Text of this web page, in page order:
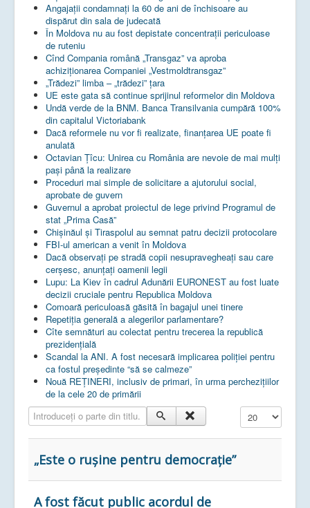
Angajații condamnați la 60 de ani de închisoare au
dispărut din sala de judecată
În Moldova nu au fost depistate concentrații periculoase
de ruteniu
Cînd Compania română „Transgaz” va aproba
achiziționarea Companiei „Vestmoldtransgaz”
„Trădezi” limba – „trădezi” țara
UE este gata să continue sprijinul reformelor din Moldova
Undă verde de la BNM. Banca Transilvania cumpără 100%
din capitalul Victoriabank
Dacă reformele nu vor fi realizate, finanţarea UE poate fi
anulată
Octavian Țîcu: Unirea cu România are nevoie de mai mulți
pași până la realizare
Proceduri mai simple de solicitare a ajutorului social,
aprobate de guvern
Guvernul a aprobat proiectul de lege privind Programul de
stat „Prima Casă”
Chișinăul și Tiraspolul au semnat patru decizii protocolare
FBI-ul american a venit în Moldova
Dacă observați pe stradă copii nesupravegheați sau care
cerșesc, anunțați oamenii legii
Lupu: La Kiev în cadrul Adunării EURONEST au fost luate
decizii cruciale pentru Republica Moldova
Comoară periculoasă găsită în bagajul unei tinere
Repetiția generală a alegerilor parlamentare?
Cîte semnături au colectat pentru trecerea la republică
prezidențială
Scandal la ANI. A fost necesară implicarea poliției pentru
ca fostul președinte “să se calmeze”
Nouă REȚINERI, inclusiv de primari, în urma perchezițiilor
de la cele 20 de primării
Introduceți o parte din titlu.
Afișare #
„Este o rușine pentru democrație”
A fost făcut public acordul de